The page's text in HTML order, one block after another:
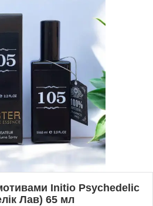
Initio Psychedelic
Лав) 65 мл